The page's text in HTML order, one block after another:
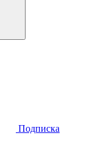
Подписка